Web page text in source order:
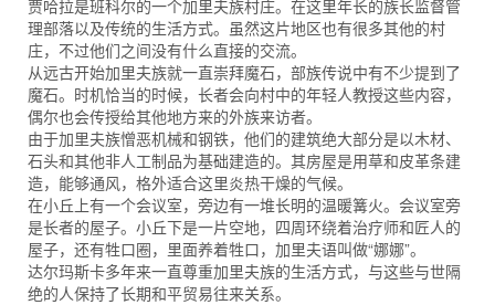
贾哈拉是班科尔的一个加里夫族村庄。在这里年长的族长监督管
理部落以及传统的生活方式。虽然这片地区也有很多其他的村
庄，不过他们之间没有什么直接的交流。
从远古开始加里夫族就一直崇拜魔石，部族传说中有不少提到了
魔石。时机恰当的时候，长者会向村中的年轻人教授这些内容，
偶尔也会传授给其他地方来的外族来访者。
由于加里夫族憎恶机械和钢铁，他们的建筑绝大部分是以木材、
石头和其他非人工制品为基础建造的。其房屋是用草和皮革条建
造，能够通风，格外适合这里炎热干燥的气候。
在小丘上有一个会议室，旁边有一堆长明的温暖篝火。会议室旁
是长者的屋子。小丘下是一片空地，四周环绕着治疗师和匠人的
屋子，还有牲口圈，里面养着牲口，加里夫语叫做“娜娜”。
达尔玛斯卡多年来一直尊重加里夫族的生活方式，与这些与世隔
绝的人保持了长期和平贸易往来关系。